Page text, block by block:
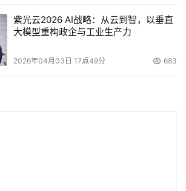
紫光云2026 AI战略：从云到智，以垂直
大模型重构政企与工业生产力
2026年04月03日 17点49分 683